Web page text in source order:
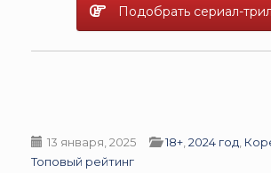
Подобрать сериал-
13 января, 2025 18+ 2024 год
Топовый рейтинг